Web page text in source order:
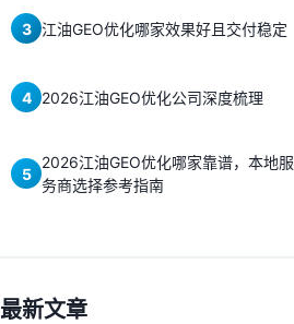
3 江油GEO优化哪家效果好且交付稳定
4 2026江油GEO优化公司深度梳理
5
2026江油GEO优化哪家靠谱，本地服
务商选择参考指南
最新文章